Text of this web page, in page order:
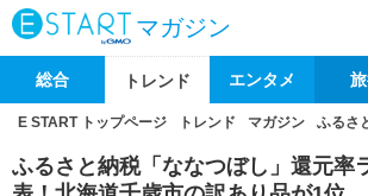
マガジン
総合 トレンド エンタメ
E START トップページ トレンド マガジン ふるさ
ふるさと納税「ななつぼし」還元率